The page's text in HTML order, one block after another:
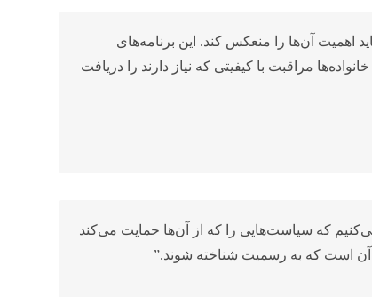
اهمیت آن‌ها را منعکس کند. این برنامه‌های
مراقبت با کیفیتی که نیاز دارند را دریافت
که سیاست‌هایی را که از آن‌ها حمایت می‌کند
آن است که به رسمیت شناخته شوند.”